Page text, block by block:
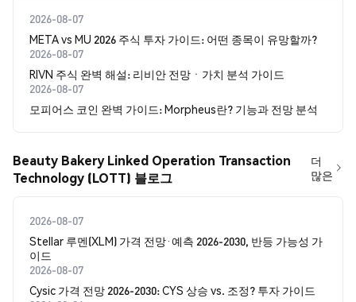
2026-08-07
META vs MU 2026 주식 투자 가이드: 어떤 종목이 유망할까?
2026-08-07
RIVN 주식 완벽 해설: 리비안 전망ㆍ가치 분석 가이드
2026-08-07
모피어스 코인 완벽 가이드: Morpheus란? 기능과 전망 분석
Beauty Bakery Linked Operation Transaction
Technology (LOTT) 블로그
더
많은
2026-08-07
Stellar 루멘(XLM) 가격 전망·예측 2026-2030, 반등 가능성 가
이드
2026-08-07
Cysic 가격 전망 2026-2030: CYS 상승 vs. 조정? 투자 가이드